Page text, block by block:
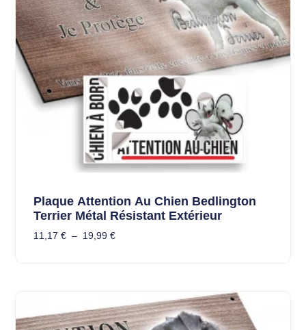
Plaque Attention Au Chien Bedlington
Terrier Métal Résistant Extérieur
11,17 € – 19,99 €